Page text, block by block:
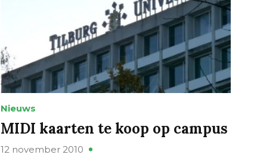
Nieuws
MIDI kaarten te koop op campus
12 november 2010